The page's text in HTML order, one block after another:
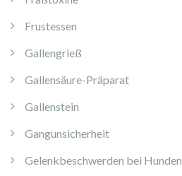
Frustessen
Gallengrieß
Gallensäure-Präparat
Gallenstein
Gangunsicherheit
Gelenkbeschwerden bei Hunden